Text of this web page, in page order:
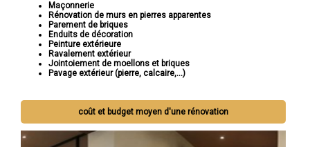
Maçonnerie
Rénovation de murs en pierres apparentes
Parement de briques
Enduits de décoration
Peinture extérieure
Ravalement extérieur
Jointoiement de moellons et briques
Pavage extérieur (pierre, calcaire,...)
coût et budget moyen d'une rénovation